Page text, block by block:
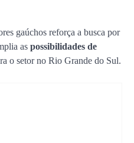
gaúchos reforça a busca por
as possibilidades de
o setor no Rio Grande do Sul.